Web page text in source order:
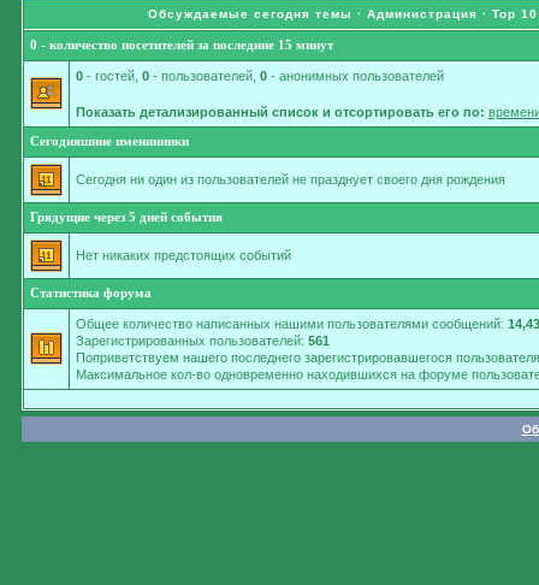
Обсуждаемые сегодня темы · Администрация · Top
0 - количество посетителей за последние 15 минут
0- гостей, 0- пользователей, 0- анонимных пользователей
Показать детализированный список и отсортировать его по:
Сегодняшние именинники
Сегодня ни один из пользователей не празднует своего дня рождения
Грядущие через 5 дней события
Нет никаких предстоящих событий
Статистика форума
Общее количество написанных нашими пользователями сообщений:
Зарегистрированных пользователей: 561
Поприветствуем нашего последнего зарегистрировавшегося
Максимальное кол-во одновременно находившихся на форуме